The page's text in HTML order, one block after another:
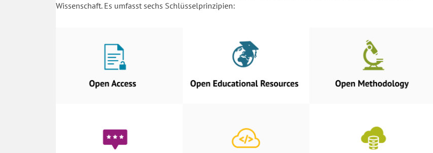
Wissenschaft. Es umfasst sechs Schlüsselprinzipien: